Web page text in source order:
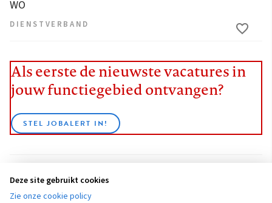
WO
DIENSTVERBAND
Als eerste de nieuwste vacatures in
jouw functiegebied ontvangen?
STEL JOBALERT IN!
BEKIJK ALLE VACATURES
Deze site gebruikt cookies
Zie onze cookie policy